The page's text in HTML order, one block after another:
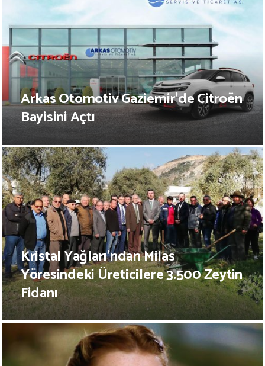
Arkas Otomotiv Gaziemir’de Citroën
Bayisini Açtı
Kristal Yağları’ndan Milas
Yöresindeki Üreticilere 3.500 Zeytin
Fidanı